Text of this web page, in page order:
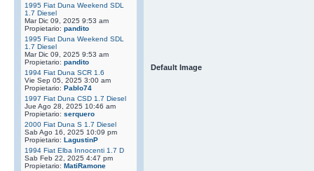
1995 Fiat Duna Weekend SDL
1.7 Diesel
Mar Dic 09, 2025 9:53 am
Propietario: pandito
1995 Fiat Duna Weekend SDL
1.7 Diesel
Mar Dic 09, 2025 9:53 am
Propietario: pandito
1994 Fiat Duna SCR 1.6
Vie Sep 05, 2025 3:00 am
Propietario: Pablo74
1997 Fiat Duna CSD 1.7 Diesel
Jue Ago 28, 2025 10:46 am
Propietario: serquero
2000 Fiat Duna S 1.7 Diesel
Sab Ago 16, 2025 10:09 pm
Propietario: LagustinP
1994 Fiat Elba Innocenti 1.7 D
Sab Feb 22, 2025 4:47 pm
Propietario: MatiRamone
Default Image